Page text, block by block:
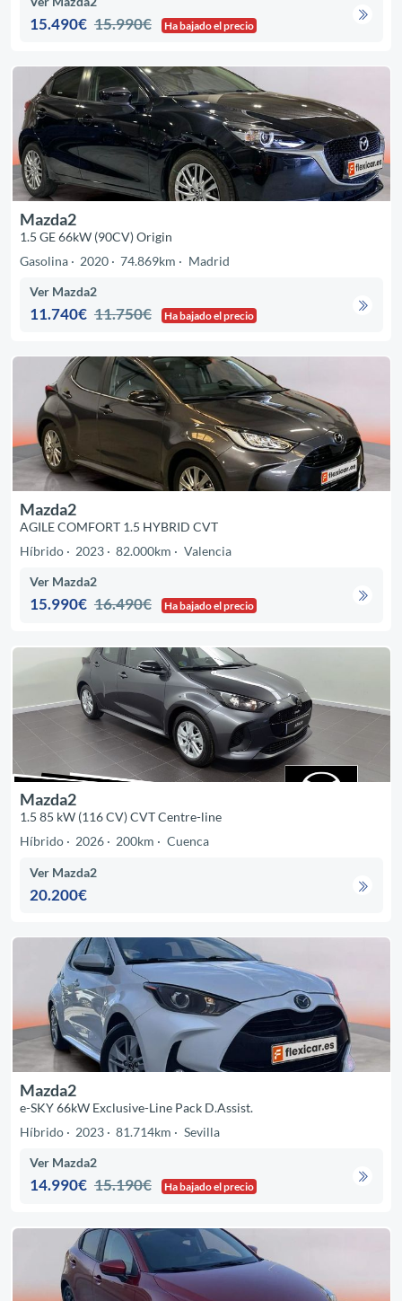
15.490€ 15.990€ Ha bajado el precio
Mazda2
1.5 GE 66kW (90CV) Origin
Gasolina
2020 74.869km Madrid
Ver Mazda2
11.740€ 11.750€ Ha bajado el precio
Mazda2
AGILE COMFORT 1.5 HYBRID CVT
Híbrido
2023 82.000km Valencia
Ver Mazda2
15.990€ 16.490€ Ha bajado el precio
Mazda2
1.5 85 kW (116 CV) CVT Centre-line
Híbrido
2026 200km Cuenca
Ver Mazda2
20.200€
Mazda2
e-SKY 66kW Exclusive-Line Pack D.Assist.
Híbrido
2023 81.714km Sevilla
Ver Mazda2
14.990€ 15.190€ Ha bajado el precio